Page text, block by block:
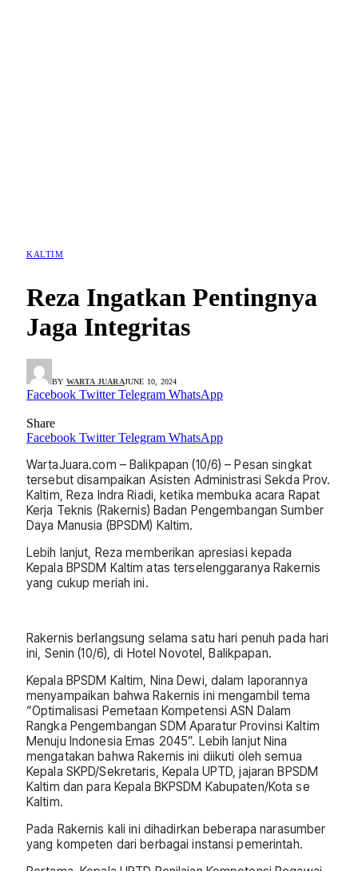
KALTIM
Reza Ingatkan Pentingnya
Jaga Integritas
BY WARTA JUARAJUNE 10, 2024
Facebook Twitter Telegram WhatsApp
Share
Facebook Twitter Telegram WhatsApp
WartaJuara.com – Balikpapan (10/6) – Pesan singkat
tersebut disampaikan Asisten Administrasi Sekda Prov.
Kaltim, Reza Indra Riadi, ketika membuka acara Rapat
Kerja Teknis (Rakernis) Badan Pengembangan Sumber
Daya Manusia (BPSDM) Kaltim.
Lebih lanjut, Reza memberikan apresiasi kepada
Kepala BPSDM Kaltim atas terselenggaranya Rakernis
yang cukup meriah ini.
Rakernis berlangsung selama satu hari penuh pada hari
ini, Senin (10/6), di Hotel Novotel, Balikpapan.
Kepala BPSDM Kaltim, Nina Dewi, dalam laporannya
menyampaikan bahwa Rakernis ini mengambil tema
“Optimalisasi Pemetaan Kompetensi ASN Dalam
Rangka Pengembangan SDM Aparatur Provinsi Kaltim
Menuju Indonesia Emas 2045”. Lebih lanjut Nina
mengatakan bahwa Rakernis ini diikuti oleh semua
Kepala SKPD/Sekretaris, Kepala UPTD, jajaran BPSDM
Kaltim dan para Kepala BKPSDM Kabupaten/Kota se
Kaltim.
Pada Rakernis kali ini dihadirkan beberapa narasumber
yang kompeten dari berbagai instansi pemerintah.